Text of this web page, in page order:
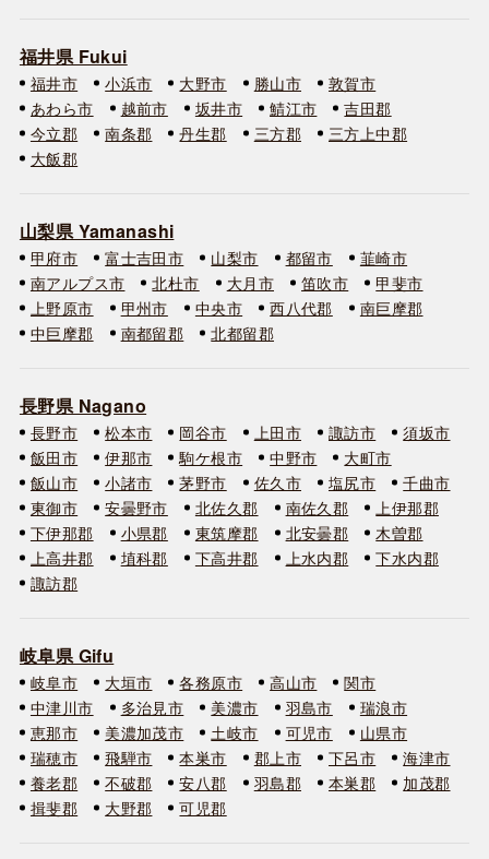
福井県 Fukui
福井市 小浜市 大野市 勝山市
敦賀市
あわら市
越前市 坂井市 鯖江市
吉田郡
今立郡
南条郡 丹生郡 三方郡
三方上中郡
大飯郡
山梨県 Yamanashi
甲府市 富士吉田市 山梨市 都留市
韮崎市
南アルプス市
北杜市 大月市 笛吹市
甲斐市
上野原市
甲州市 中央市 西八代郡
南巨摩郡
中巨摩郡
南都留郡 北都留郡
長野県 Nagano
長野市 松本市 岡谷市 上田市 諏訪市
須坂市
飯田市
伊那市 駒ケ根市 中野市
大町市
飯山市
小諸市 茅野市 佐久市 塩尻市
千曲市
東御市
安曇野市 北佐久郡 南佐久郡
上伊那郡
下伊那郡
小県郡 東筑摩郡 北安曇郡
木曽郡
上高井郡
埴科郡 下高井郡 上水内郡
下水内郡
諏訪郡
岐阜県 Gifu
岐阜市 大垣市 各務原市 高山市
関市
中津川市
多治見市 美濃市 羽島市
瑞浪市
恵那市
美濃加茂市 土岐市 可児市
山県市
瑞穂市
飛騨市 本巣市 郡上市 下呂市
海津市
養老郡
不破郡 安八郡 羽島郡 本巣郡
加茂郡
揖斐郡
大野郡 可児郡